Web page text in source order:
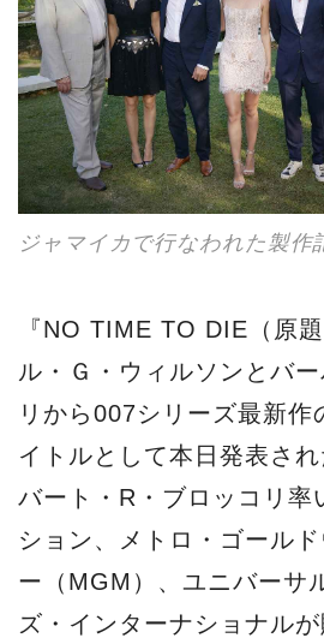
ジャマイカで行なわれた製作
『NO TIME TO DIE（原
ル・Ｇ・ウィルソンとバ
リから007シリーズ最新作
イトルとして本日発表さ
バート・R・ブロッコリ率
ション、メトロ・ゴール
ー（MGM）、ユニバーサ
ズ・インターナショナル